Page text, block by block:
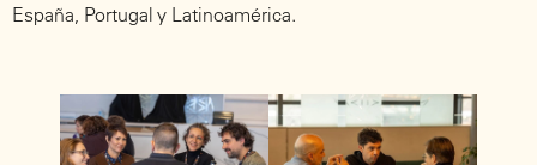
España, Portugal y Latinoamérica.